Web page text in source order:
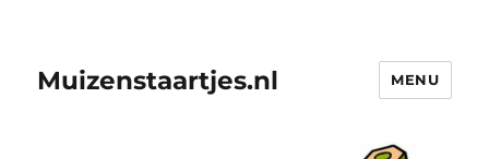
Muizenstaartjes.nl MENU